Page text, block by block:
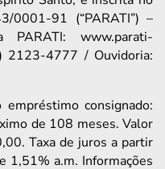
0001-91 (“PARATI”) –
www.parati-
2123-4777 / Ouvidoria:
consignado:
de 108 meses. Valor
Taxa de juros a partir
1,51% a.m. Informações